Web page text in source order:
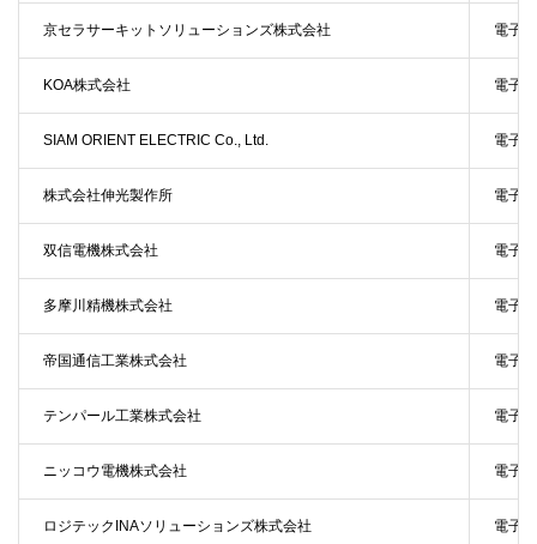
京セラサーキットソリューションズ株式会社 電子
KOA株式会社 電子
SIAM ORIENT ELECTRIC Co., Ltd. 電子
株式会社伸光製作所 電子
双信電機株式会社 電子
多摩川精機株式会社 電子
帝国通信工業株式会社 電子
テンパール工業株式会社 電子
ニッコウ電機株式会社 電子
ロジテックINAソリューションズ株式会社 電子